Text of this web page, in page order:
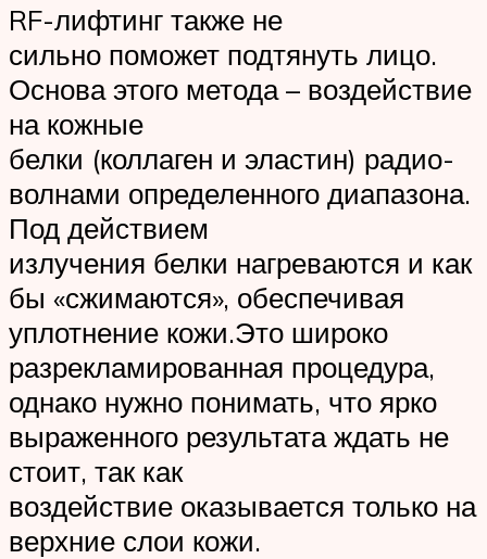
RF-лифтинг также не
сильно поможет подтянуть лицо.
Основа этого метода – воздействие
на кожные
белки (коллаген и эластин) радио-
волнами определенного диапазона.
Под действием
излучения белки нагреваются и как
бы «сжимаются», обеспечивая
уплотнение кожи.Это широко
разрекламированная процедура,
однако нужно понимать, что ярко
выраженного результата ждать не
стоит, так как
воздействие оказывается только на
верхние слои кожи.